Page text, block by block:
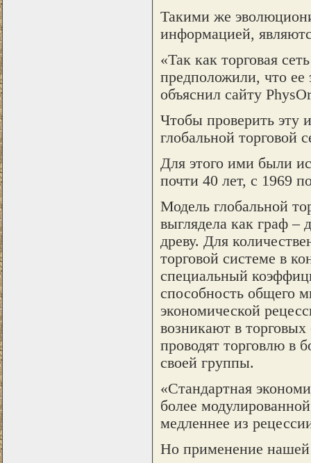
Такими же
информацией,
«Так как торговая
предположили, что ее
объяснил сайту
Чтобы проверить эту
глобальной торговой
Для этого ими были
почти 40 лет, с 1969
Модель глобальной
выглядела как граф –
древу. Для
торговой системе в
специальный
способность общего
экономической
возникают в торговых
проводят торговлю в
своей группы.
«Стандартная
более
медленнее из
Но применение нашей